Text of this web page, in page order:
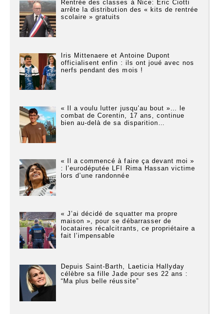
Rentrée des classes à Nice: Éric Ciotti
arrête la distribution des « kits de rentrée
scolaire » gratuits
Iris Mittenaere et Antoine Dupont
officialisent enfin : ils ont joué avec nos
nerfs pendant des mois !
« Il a voulu lutter jusqu’au bout »… le
combat de Corentin, 17 ans, continue
bien au-delà de sa disparition…
« Il a commencé à faire ça devant moi »
: l’eurodéputée LFI Rima Hassan victime
lors d’une randonnée
« J’ai décidé de squatter ma propre
maison », pour se débarrasser de
locataires récalcitrants, ce propriétaire a
fait l’impensable
Depuis Saint-Barth, Laeticia Hallyday
célèbre sa fille Jade pour ses 22 ans :
“Ma plus belle réussite”